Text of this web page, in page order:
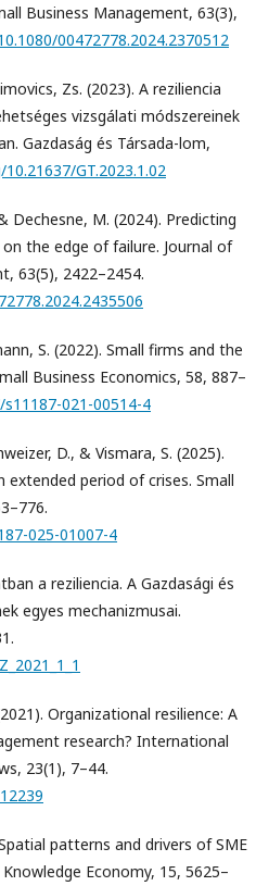
Business Management, 63(3),
00472778.2024.2370512
Zs. (2023). A reziliencia
vizsgálati módszereinek
Gazdaság és Társada-lom,
GT.2023.1.02
Dechesne, M. (2024). Predicting
the edge of failure. Journal of
63(5), 2422–2454.
S. (2022). Small firms and the
Business Economics, 58, 887–
021-00514-4
D., & Vismara, S. (2025).
extended period of crises. Small
025-01007-4
a reziliencia. A Gazdasági és
egyes mechanizmusai.
Organizational resilience: A
research? International
23(1), 7–44.
patterns and drivers of SME
Economy, 15, 5625–